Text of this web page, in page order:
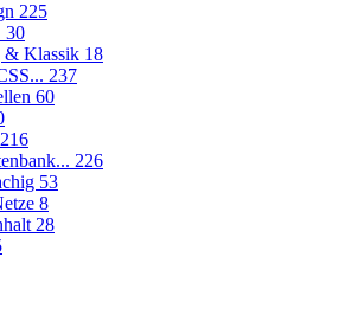
225
30
& Klassik 18
237
60
216
226
53
8
28